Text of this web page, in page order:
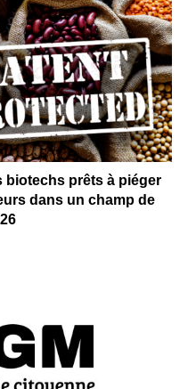
biotechs prêts à piéger
dans un champ de